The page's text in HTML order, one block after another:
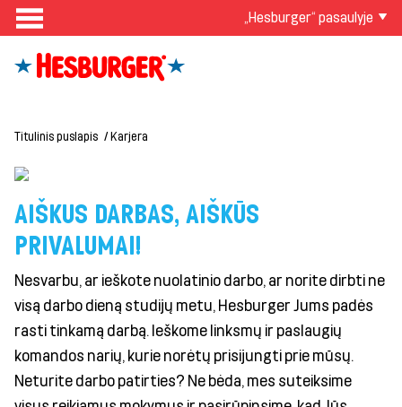
„Hesburger“ pasaulyje
Titulinis puslapis Karjera
AIŠKUS DARBAS, AIŠKŪS
PRIVALUMAI!
Nesvarbu, ar ieškote nuolatinio darbo, ar norite dirbti ne
visą darbo dieną studijų metu, Hesburger Jums padės
rasti tinkamą darbą. Ieškome linksmų ir paslaugių
komandos narių, kurie norėtų prisijungti prie mūsų.
Neturite darbo patirties? Ne bėda, mes suteiksime